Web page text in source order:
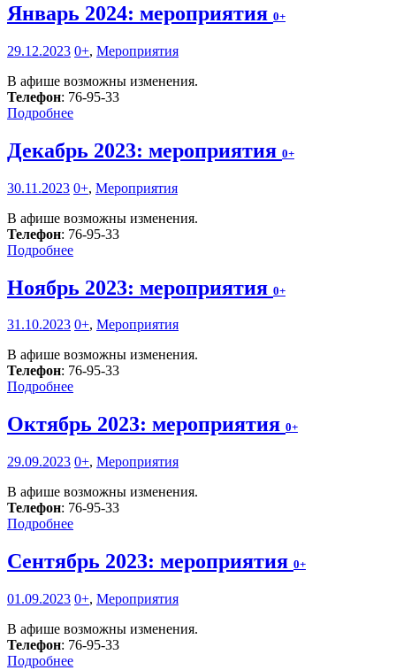
Январь 2024: мероприятия 0+
29.12.2023 0+, Мероприятия
В афише возможны изменения.
Телефон: 76-95-33
Подробнее
Декабрь 2023: мероприятия 0+
30.11.2023 0+, Мероприятия
В афише возможны изменения.
Телефон: 76-95-33
Подробнее
Ноябрь 2023: мероприятия 0+
31.10.2023 0+, Мероприятия
В афише возможны изменения.
Телефон: 76-95-33
Подробнее
Октябрь 2023: мероприятия 0+
29.09.2023 0+, Мероприятия
В афише возможны изменения.
Телефон: 76-95-33
Подробнее
Сентябрь 2023: мероприятия 0+
01.09.2023 0+, Мероприятия
В афише возможны изменения.
Телефон: 76-95-33
Подробнее